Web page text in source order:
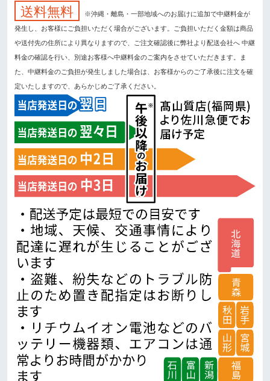
送料無料
※沖縄・離島・一部地域へのお届けに追加で中継料金が
発生し、お客様にご負担いただく場合がございます。ご負担いただく金額は商品
や送付先の住所により異なりますので、ご注文確認後に弊社より配送会社へ 中継
料金の確認を行い、別途お客様へ中継料金のご案内をさせていただきます。ま
た、中継料金のご負担が発生しました場合は、お客様からのご了承後に注文を確
定いたしますので、あらかじめご了承ください。